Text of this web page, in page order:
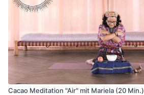
Cacao Meditation "Air" mit Mariela (20 Min.)